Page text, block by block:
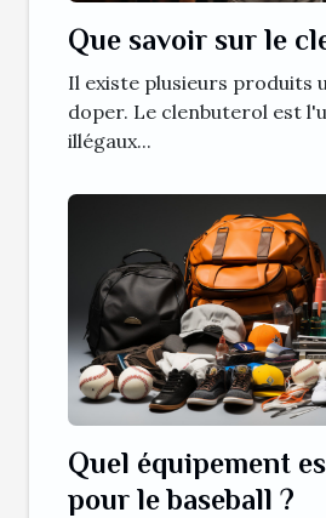
Que savoir sur le
Il existe plusieurs produits
doper. Le clenbuterol est
illégaux...
Quel équipement
pour le baseball ?